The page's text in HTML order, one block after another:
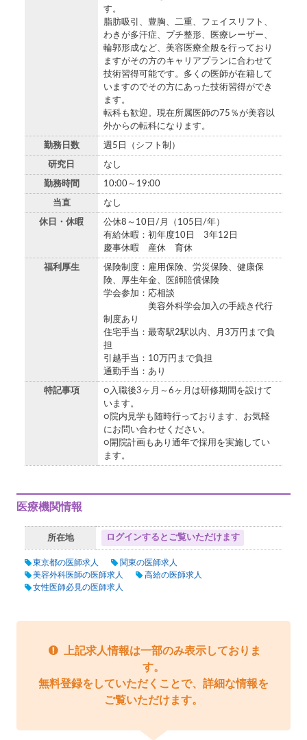
す。
脂肪吸引、豊胸、二重、フェイスリフト、
わきが多汗症、プチ整形、医療レーザー、
輪郭形成など、美容医療全般を行っており
ますがその方のキャリアプランに合わせて
技術習得可能です。多くの医師が在籍して
いますのでその方にあった技術習得ができ
ます。
転科も歓迎。現在所属医師の75％が美容以
外からの転科になります。
勤務日数 週5日（シフト制）
研究日 なし
勤務時間 10:00～19:00
当直 なし
休日・休暇
公休8～10日/月（105日/年）
有給休暇：初年度10日 3年12日
慶事休暇 産休 育休
福利厚生
保険制度：雇用保険、労災保険、健康保
険、厚生年金、医師賠償保険
学会参加：応相談
美容外科学会加入の手続き代行
制度あり
住宅手当：最寄駅2駅以内、月3万円まで負
担
引越手当：10万円まで負担
通勤手当：あり
特記事項
○入職後3ヶ月～6ヶ月は研修期間を設けて
います。
○院内見学も随時行っております、お気軽
にお問い合わせください。
○開院計画もあり通年で採用を実施してい
ます。
医療機関情報
所在地 ログインするとご覧いただけます
東京都の医師求人
関東の医師求人
美容外科医師の医師求人
高給の医師求人
女性医師必見の医師求人
上記求人情報は一部のみ表示しておりま
す。
無料登録をしていただくことで、詳細な情報を
ご覧いただけます。